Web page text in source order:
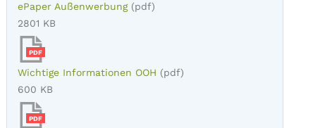
ePaper Außenwerbung (pdf)
2801 KB
PDF
Wichtige Informationen OOH (pdf)
600 KB
PDF